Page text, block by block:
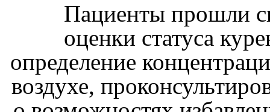
Пациенты прошли
оценки статуса
определение
воздухе,